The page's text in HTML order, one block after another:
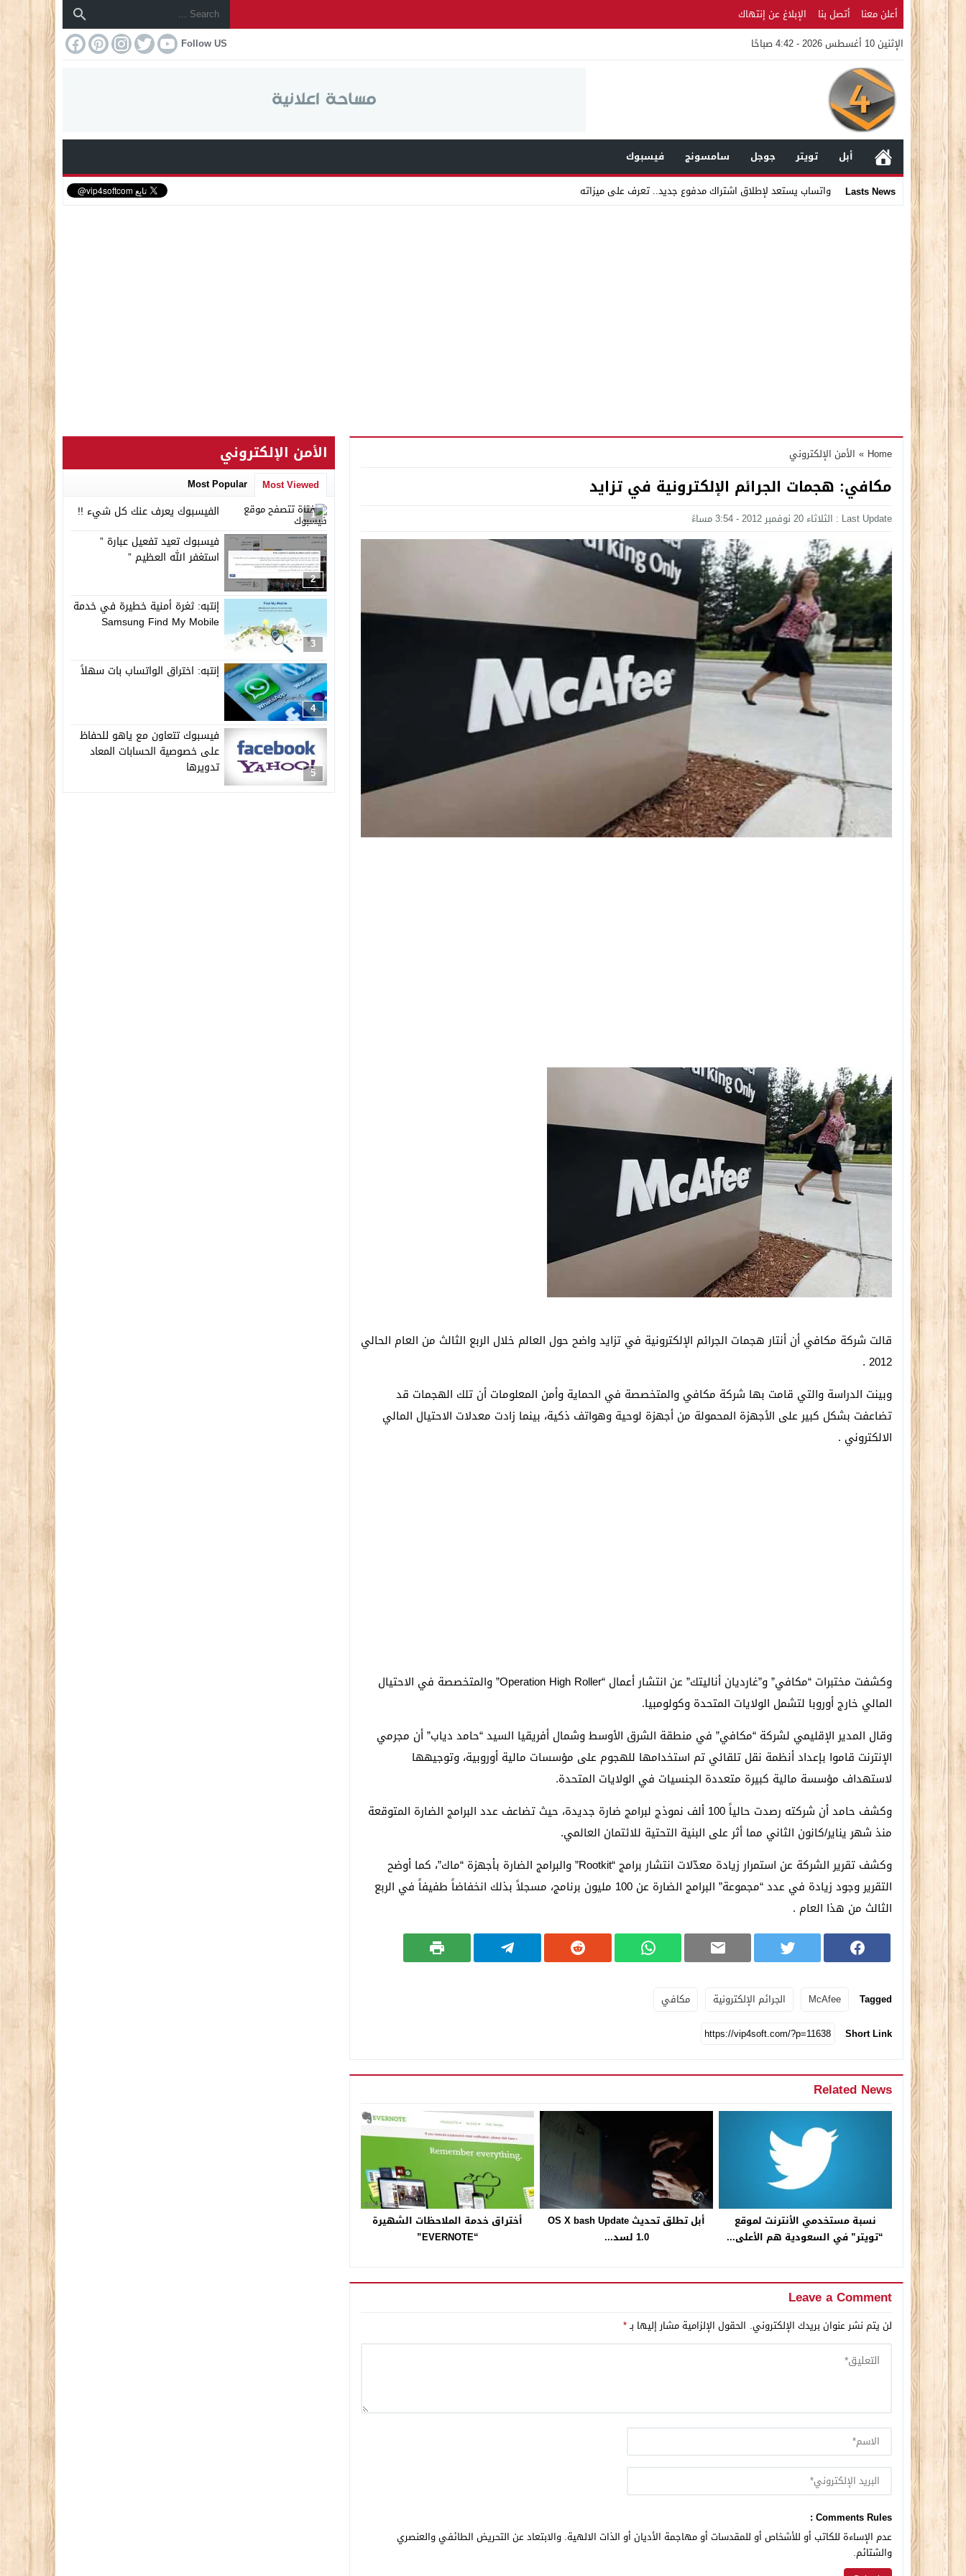
أعلن معنا أتصل بنا
الإبلاغ عن إنتهاك
الإثنين 10 أغسطس 2026 - 4:42 صباحًا
Follow US
أبل تويتر جوجل سامسونج
فيسبوك
Lasts News
واتساب يستعد لإطلاق اشتراك مدفوع جديد.. تعرف على ميزاته
Home
» الأمن الإلكتروني
مكافي: هجمات الجرائم الإلكترونية في تزايد
Last Update : الثلاثاء 20 نوفمبر 2012 - 3:54 مساءً
قالت شركة مكافي أن أنتار هجمات الجرائم الإلكترونية في تزايد واضح حول العالم خلال الربع الثالث من العام الحالي
2012 .
وبينت الدراسة والتي قامت بها شركة مكافي والمتخصصة في الحماية وأمن المعلومات أن تلك الهجمات قد
تضاعفت بشكل كبير على الأجهزة المحمولة من أجهزة لوحية وهواتف ذكية، بينما زادت معدلات الاحتيال المالي
الالكتروني .
وكشفت مختبرات “مكافي” و”غارديان أناليتك” عن انتشار أعمال “Operation High Roller” والمتخصصة في الاحتيال
المالي خارج أوروبا لتشمل الولايات المتحدة وكولومبيا.
وقال المدير الإقليمي لشركة “مكافي” في منطقة الشرق الأوسط وشمال أفريقيا السيد “حامد دياب” أن مجرمي
الإنترنت قاموا بإعداد أنظمة نقل تلقائي تم استخدامها للهجوم على مؤسسات مالية أوروبية، وتوجيهها
لاستهداف مؤسسة مالية كبيرة متعددة الجنسيات في الولايات المتحدة.
وكشف حامد أن شركته رصدت حالياً 100 ألف نموذج لبرامج ضارة جديدة، حيث تضاعف عدد البرامج الضارة المتوقعة
منذ شهر يناير/كانون الثاني مما أثر على البنية التحتية للائتمان العالمي.
وكشف تقرير الشركة عن استمرار زيادة معدّلات انتشار برامج “Rootkit” والبرامج الضارة بأجهزة “ماك”، كما أوضح
التقرير وجود زيادة في عدد “مجموعة” البرامج الضارة عن 100 مليون برنامج، مسجلاً بذلك انخفاضاً طفيفاً في الربع
الثالث من هذا العام .
Tagged
McAfee الجرائم الإلكترونية
مكافي
Short Link
Related News
نسبة مستخدمي الأنترنت لموقع
“تويتر” في السعودية هم الأعلى...
أبل تطلق تحديث OS X bash Update
1.0 لسد...
أختراق خدمة الملاحظات الشهيرة
“EVERNOTE”
Leave a Comment
لن يتم نشر عنوان بريدك الإلكتروني. الحقول الإلزامية مشار إليها بـ*
Comments Rules :
عدم الإساءة للكاتب أو للأشخاص أو للمقدسات أو مهاجمة الأديان أو الذات الالهية. والابتعاد عن التحريض الطائفي والعنصري
والشتائم.
الأمن الإلكتروني
Most Viewed
Most Popular
1 الفيسبوك يعرف عنك كل شيء !!
2
فيسبوك تعيد تفعيل عبارة ”
استغفر الله العظيم ”
3
إنتبه: ثغرة أمنية خطيرة في خدمة
Samsung Find My Mobile
4
إنتبه: اختراق الواتساب بات سهلاً
5
فيسبوك تتعاون مع ياهو للحفاظ
على خصوصية الحسابات المعاد
تدويرها